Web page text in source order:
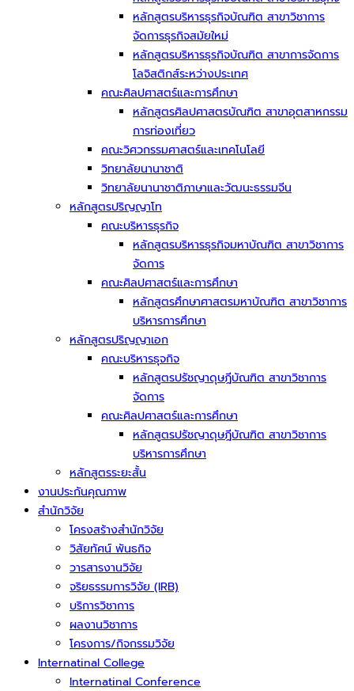
หลักสูตรบริหารธุรกิจบัณฑิต สาขาวิชาการ
จัดการธุรกิจสมัยใหม่
หลักสูตรบริหารธุรกิจบัณฑิต สาขาการจัดการ
โลจิสติกส์ระหว่างประเทศ
คณะศิลปศาสตร์และการศึกษา
หลักสูตรศิลปศาสตรบัณฑิต สาขาอุตสาหกรรม
การท่องเที่ยว
คณะวิศวกรรมศาสตร์และเทคโนโลยี
วิทยาลัยนานาชาติ
วิทยาลัยนานาชาติภาษาและวัฒนะธรรมจีน
หลักสูตรปริญญาโท
คณะบริหารธุรกิจ
หลักสูตรบริหารธุรกิจมหาบัณฑิต สาขาวิชาการ
จัดการ
คณะศิลปศาสตร์และการศึกษา
หลักสูตรศึกษาศาสตรมหาบัณฑิต สาขาวิชาการ
บริหารการศึกษา
หลักสูตรปริญญาเอก
คณะบริหารธุจกิจ
หลักสูตรปรัชญาดุษฎีบัณฑิต สาขาวิชาการ
จัดการ
คณะศิลปศาสตร์และการศึกษา
หลักสูตรปรัชญาดุษฎีบัณฑิต สาขาวิชาการ
บริหารการศึกษา
หลักสูตรระยะสั้น
งานประกันคุณภาพ
สำนักวิจัย
โครงสร้างสำนักวิจัย
วิสัยทัศน์ พันธกิจ
วารสารงานวิจัย
จริยธรรมการวิจัย (IRB)
บริการวิชาการ
ผลงานวิชาการ
โครงการ/กิจกรรมวิจัย
Internatinal College
Internatinal Conference